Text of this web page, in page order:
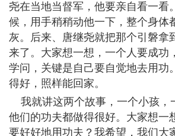
尧在当地当督军，他要亲自看一看
候，用手稍稍动他一下，整个身体
灰。后来、唐继尧就把那个引磐拿
来了。大家想一想，一个人要成功
学问，关键是自己要自觉地去用功
得好，照样能回家。
我就讲这两个故事，一个小孩，
他们的功夫都做得很好。大家想一
要好好地用功夫？我希望，我们大